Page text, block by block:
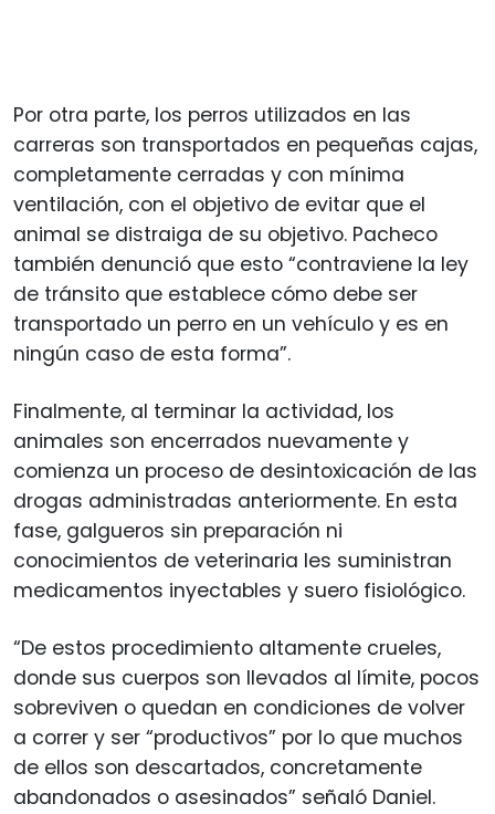
Por otra parte, los perros utilizados en las
carreras son transportados en pequeñas cajas,
completamente cerradas y con mínima
ventilación, con el objetivo de evitar que el
animal se distraiga de su objetivo. Pacheco
también denunció que esto “contraviene la ley
de tránsito que establece cómo debe ser
transportado un perro en un vehículo y es en
ningún caso de esta forma”.
Finalmente, al terminar la actividad, los
animales son encerrados nuevamente y
comienza un proceso de desintoxicación de las
drogas administradas anteriormente. En esta
fase, galgueros sin preparación ni
conocimientos de veterinaria les suministran
medicamentos inyectables y suero fisiológico.
“De estos procedimiento altamente crueles,
donde sus cuerpos son llevados al límite, pocos
sobreviven o quedan en condiciones de volver
a correr y ser “productivos” por lo que muchos
de ellos son descartados, concretamente
abandonados o asesinados” señaló Daniel.